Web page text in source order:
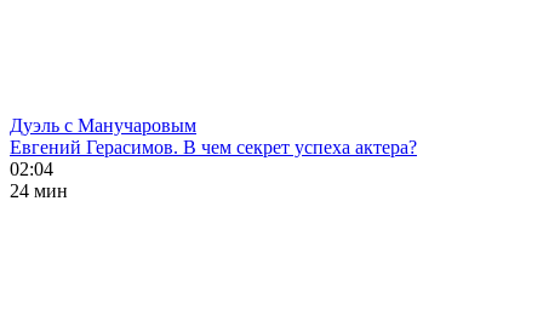
Дуэль с Манучаровым
Евгений Герасимов. В чем секрет успеха актера?
02:04
24 мин